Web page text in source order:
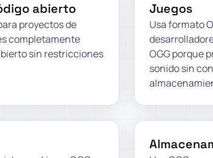
abierto
proyectos de
completamente
sin restricciones
Juegos
Usa formato
OGG porque
sonido sin